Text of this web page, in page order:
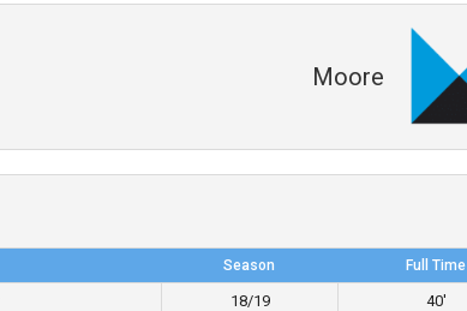
Moore
Season Full Time
18/19 40'